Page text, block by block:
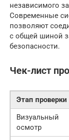
независимого
Современные
позволяют
с общей шиной
безопасности.
Чек-лист
Этап проверки
Визуальный
осмотр